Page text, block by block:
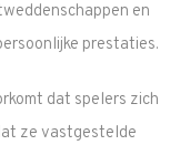
en
prestaties.
dat spelers zich
ze vastgestelde